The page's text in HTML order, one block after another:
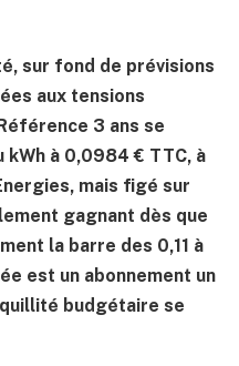
sur fond de prévisions
aux tensions
3 ans se
kWh à 0,0984 € TTC, à
mais figé sur
gagnant dès que
la barre des 0,11 à
est un abonnement un
budgétaire se